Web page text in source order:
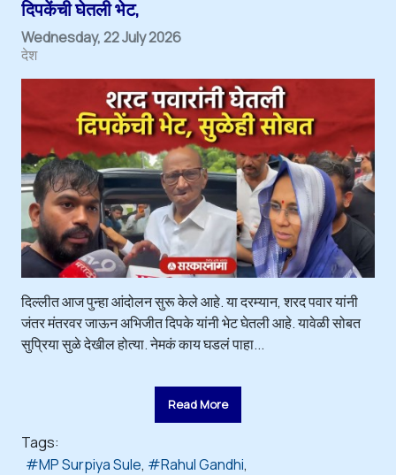
दिपकेंची घेतली भेट,
Wednesday, 22 July 2026
देश
दिल्लीत आज पुन्हा आंदोलन सुरू केले आहे. या दरम्यान, शरद पवार यांनी
जंतर मंतरवर जाऊन अभिजीत दिपके यांनी भेट घेतली आहे. यावेळी सोबत
सुप्रिया सुळे देखील होत्या. नेमकं काय घडलं पाहा...
Read More
Tags:
MP Surpiya Sule
Rahul Gandhi